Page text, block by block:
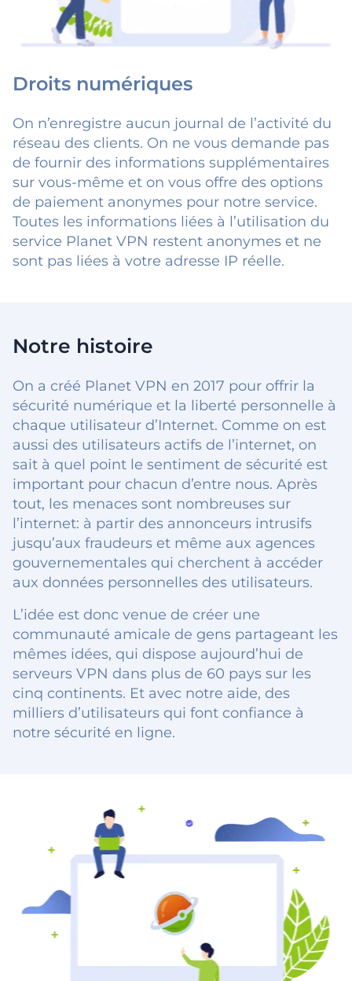
Droits numériques
On n’enregistre aucun journal de l’activité du
réseau des clients. On ne vous demande pas
de fournir des informations supplémentaires
sur vous-même et on vous offre des options
de paiement anonymes pour notre service.
Toutes les informations liées à l’utilisation du
service Planet VPN restent anonymes et ne
sont pas liées à votre adresse IP réelle.
Notre histoire
On a créé Planet VPN en 2017 pour offrir la
sécurité numérique et la liberté personnelle à
chaque utilisateur d’Internet. Comme on est
aussi des utilisateurs actifs de l’internet, on
sait à quel point le sentiment de sécurité est
important pour chacun d’entre nous. Après
tout, les menaces sont nombreuses sur
l’internet: à partir des annonceurs intrusifs
jusqu’aux fraudeurs et même aux agences
gouvernementales qui cherchent à accéder
aux données personnelles des utilisateurs.
L’idée est donc venue de créer une
communauté amicale de gens partageant les
mêmes idées, qui dispose aujourd’hui de
serveurs VPN dans plus de 60 pays sur les
cinq continents. Et avec notre aide, des
milliers d’utilisateurs qui font confiance à
notre sécurité en ligne.